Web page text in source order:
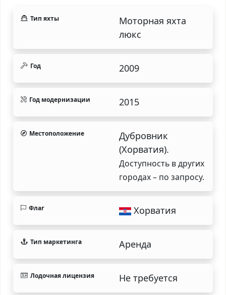
Тип яхты
Моторная яхта
люкс
Год 2009
Год модернизации 2015
Местоположение
Дубровник
(Хорватия).
Доступность в других
городах – по запросу.
Флаг Хорватия
Тип маркетинга Аренда
Лодочная лицензия Не требуется